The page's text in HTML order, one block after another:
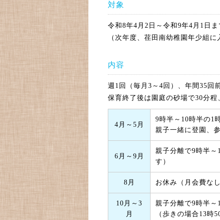
対象
令和8年4月2日～令和9年4月1日
（次年度、荏田南幼稚園年少組
内容
週1回（毎月3～4回）、年間35回
保育終了後は園庭の砂場で30分程
4月～5月
9時半～10時半の1
親子一緒に登園、
6月～9月
親子分離で9時半～
す）
8月 お休み（月会費なし
10月～3
月
親子分離で9時半～
（歩きの場合13時